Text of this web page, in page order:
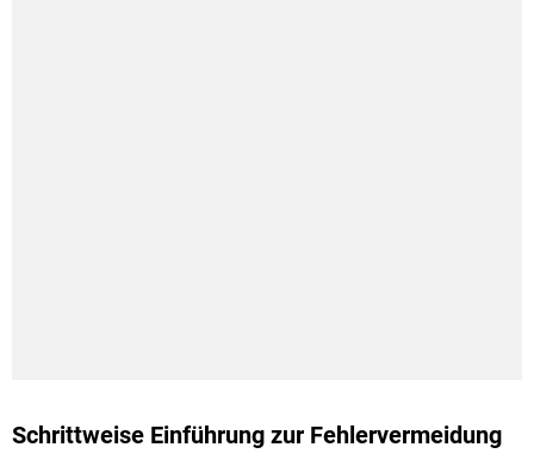
Schrittweise Einführung zur Fehlervermeidung